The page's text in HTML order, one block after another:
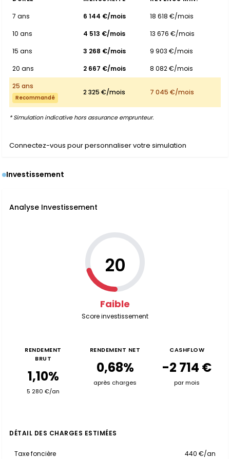
7 ans
6 144 €/mois
18 618 €/mois
10 ans
4 513 €/mois
13 676 €/mois
15 ans
3 268 €/mois
9 903 €/mois
20 ans
2 667 €/mois
8 082 €/mois
25 ans
Recommandé
2 325 €/mois 7 045 €/mois
* Simulation indicative hors assurance emprunteur.
Connectez-vous pour personnaliser votre simulation
Investissement
Analyse Investissement
20
Faible
Score investissement
RENDEMENT
BRUT
1,10%
5 280 €/an
RENDEMENT NET
0,68%
après charges
CASHFLOW
-2 714 €
par mois
DÉTAIL DES CHARGES ESTIMÉES
Taxe foncière 440 €/an